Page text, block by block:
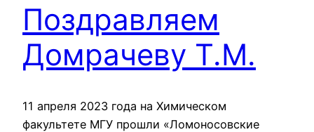
Поздравляем
Домрачеву Т.М.
11 апреля 2023 года на Химическом
факультете МГУ прошли «Ломоносовские